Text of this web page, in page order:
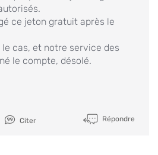
ce jeton gratuit après le
le cas, et notre service des
le compte, désolé.
Citer Répondre